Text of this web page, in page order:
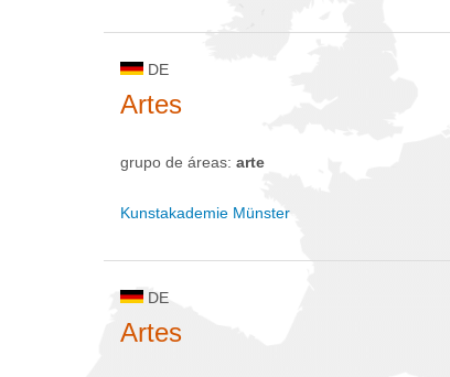
DE
Artes
grupo de áreas: arte
Kunstakademie Münster
DE
Artes